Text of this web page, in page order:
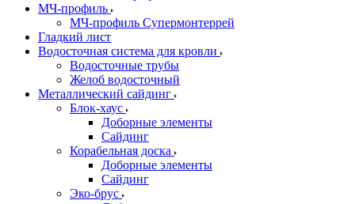
МЧ-профиль
МЧ-профиль Супермонтеррей
Гладкий лист
Водосточная система для кровли
Водосточные трубы
Желоб водосточный
Металлический сайдинг
Блок-хаус
Доборные элементы
Сайдинг
Корабельная доска
Доборные элементы
Сайдинг
Эко-брус